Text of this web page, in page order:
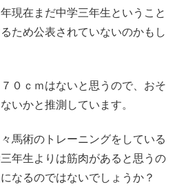
現在まだ中学三年生ということ
ため公表されていないのかもし
０ｃｍはないと思うので、おそ
いかと推測しています。
馬術のトレーニングをしている
年生よりは筋肉があると思うの
なるのではないでしょうか？